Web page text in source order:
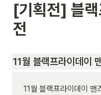
[기획전] 블
전
11월 블랙프라이데이
11월 블랙프라이데이 맨